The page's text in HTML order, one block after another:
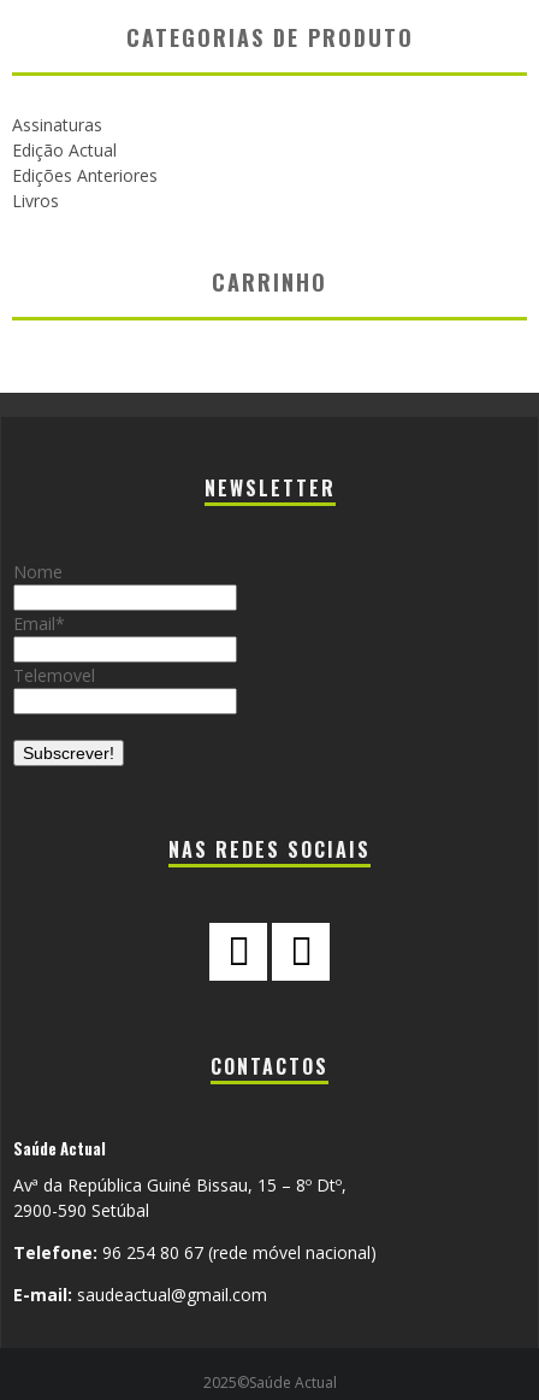
CATEGORIAS DE PRODUTO
Assinaturas
Edição Actual
Edições Anteriores
Livros
CARRINHO
NEWSLETTER
Nome
Email*
Telemovel
NAS REDES SOCIAIS
CONTACTOS
Saúde Actual
Avª da República Guiné Bissau, 15 – 8º Dtº,
2900-590 Setúbal
Telefone: 96 254 80 67 (rede móvel nacional)
E-mail: saudeactual@gmail.com
2025©Saúde Actual